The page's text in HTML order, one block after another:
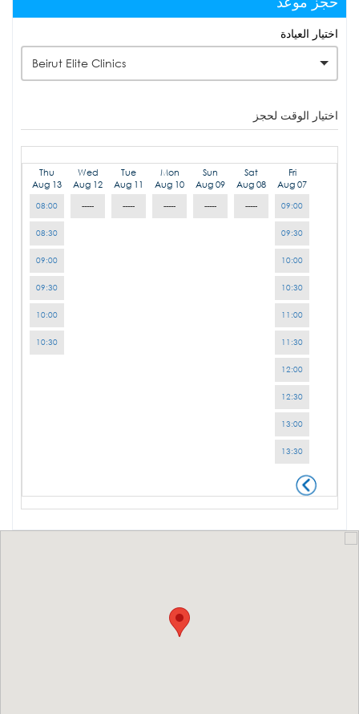
اختيار العيادة
Beirut Elite Clinics
اختيار الوقت لحجز
Fri
Aug 07
09:00
09:30
10:00
10:30
11:00
11:30
12:00
12:30
13:00
13:30
Sat
Aug 08
-----
Sun
Aug 09
-----
Mon
Aug 10
-----
Tue
Aug 11
-----
Wed
Aug 12
-----
Thu
Aug 13
08:00
08:30
09:00
09:30
10:00
10:30